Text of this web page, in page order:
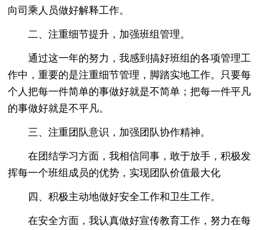
向司乘人员做好解释工作。
二、注重细节提升，加强班组管理。
通过这一年的努力，我感到搞好班组的各项管理工
作中，重要的是注重细节管理，脚踏实地工作。只要每
个人把每一件简单的事做好就是不简单；把每一件平凡
的事做好就是不平凡。
三、注重团队意识，加强团队协作精神。
在团结学习方面，我相信同事，敢于放手，积极发
挥每一个班组成员的优势，实现团队价值最大化
四、积极主动地做好安全工作和卫生工作。
在安全方面，我认真做好宣传教育工作，努力在每